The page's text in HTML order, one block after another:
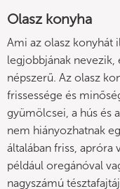
Olasz konyha
Ami az olasz konyhát
legjobbjának nevezik,
népszerű. Az olasz
frissessége és
gyümölcsei, a hús és
nem hiányozhatnak
általában friss, apróra
például oregánóval
nagyszámú